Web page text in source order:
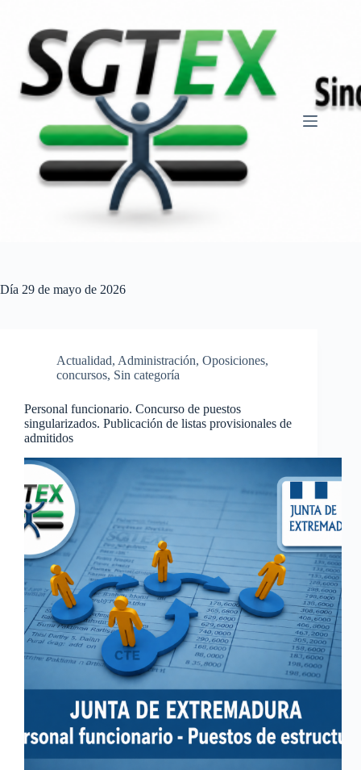
contenido
Día 29 de mayo de 2026
Actualidad, Administración, Oposiciones,
concursos, Sin categoría
Personal funcionario. Concurso de puestos
singularizados. Publicación de listas provisionales de
admitidos